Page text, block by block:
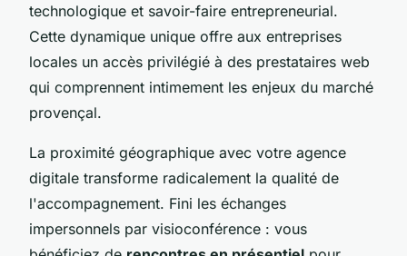
technologique et savoir-faire entrepreneurial.
Cette dynamique unique offre aux entreprises
locales un accès privilégié à des prestataires web
qui comprennent intimement les enjeux du marché
provençal.
La proximité géographique avec votre agence
digitale transforme radicalement la qualité de
l'accompagnement. Fini les échanges
impersonnels par visioconférence : vous